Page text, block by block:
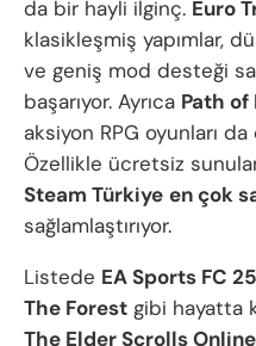
da bir hayli ilginç. Euro
klasikleşmiş yapımlar,
ve geniş mod desteği
başarıyor. Ayrıca Path of
aksiyon RPG oyunları
Özellikle ücretsiz
Steam Türkiye en çok
sağlamlaştırıyor.
Listede EA Sports FC 25
The Forest gibi hayatta
The Elder Scrolls Online